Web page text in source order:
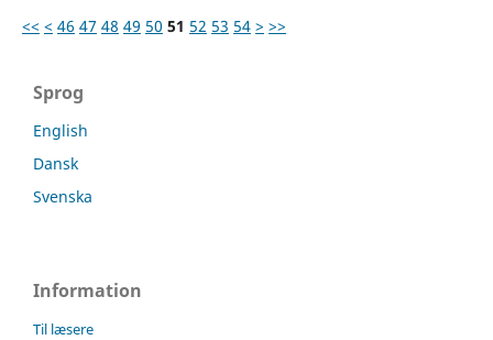
<< < 46 47 48 49 50 51 52 53 54 > >>
Sprog
English
Dansk
Svenska
Information
Til læsere